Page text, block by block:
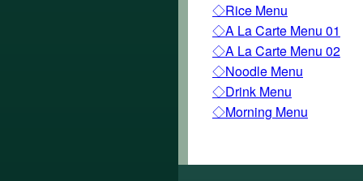
◇Rice Menu
◇A La Carte Menu 01
◇A La Carte Menu 02
◇Noodle Menu
◇Drink Menu
◇Morning Menu